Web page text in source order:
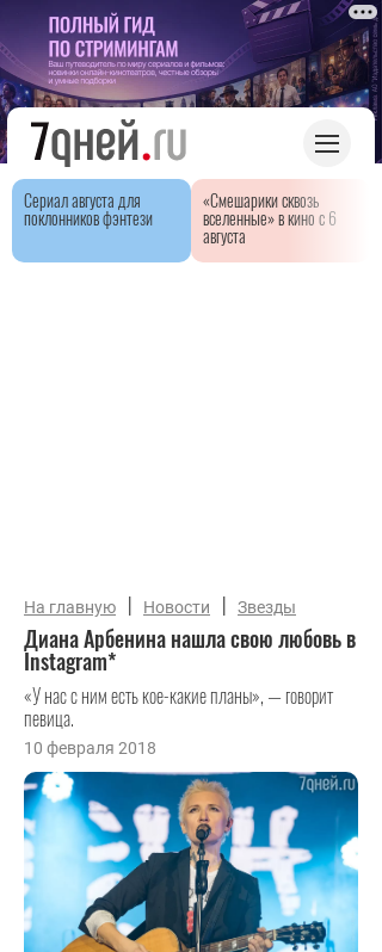
Сериал августа для
поклонников фэнтези
«Смешарики сквозь
вселенные» в кино с 6
августа
На главную | Новости | Звезды
Диана Арбенина нашла свою любовь в
Instagram*
«У нас с ним есть кое-какие планы», — говорит
певица.
10 февраля 2018